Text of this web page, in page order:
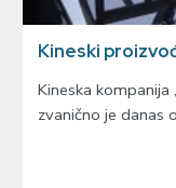
Kineski
Kineska kompanija
zvanično je danas